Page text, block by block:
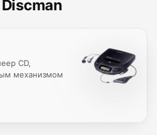
CD,
механизмом